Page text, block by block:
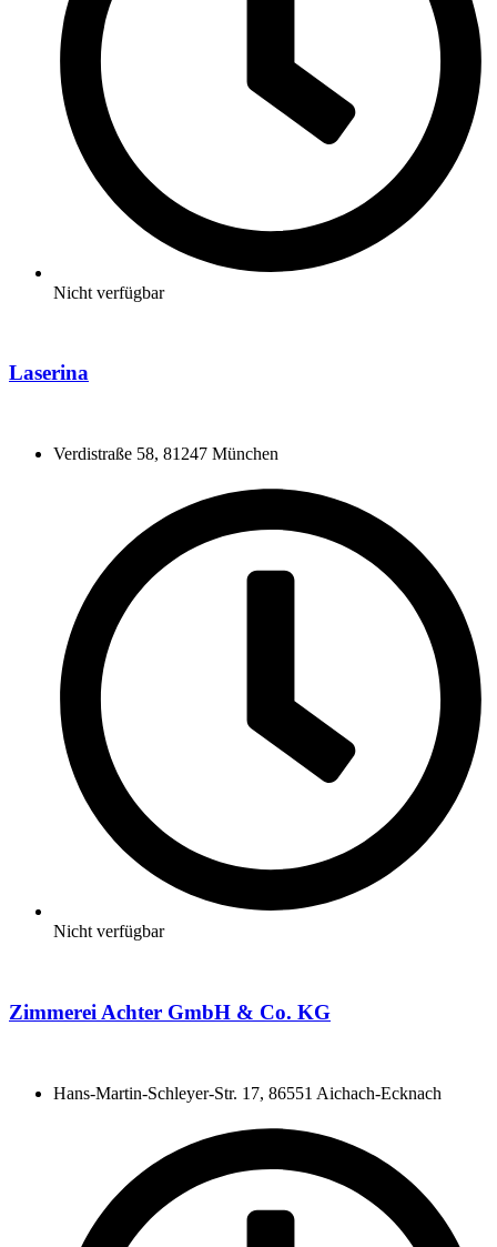
Nicht verfügbar
Laserina
Verdistraße 58, 81247 München
Nicht verfügbar
Zimmerei Achter GmbH & Co. KG
Hans-Martin-Schleyer-Str. 17, 86551 Aichach-Ecknach